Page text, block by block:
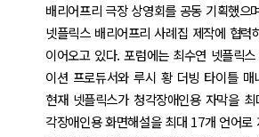
배리어프리 극장 상영회를 공동 기획했으
넷플릭스 배리어프리 사례집 제작에 협력
이어오고 있다. 포럼에는 최수연 넷플릭
이션 프로듀서와 루시 황 더빙 타이틀 매
현재 넷플릭스가 청각장애인용 자막을
각장애인용 화면해설을 최대 17개 언어로